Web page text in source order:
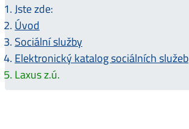
Jste zde:
Úvod
Sociální služby
Elektronický katalog sociálních služeb
Laxus z.ú.